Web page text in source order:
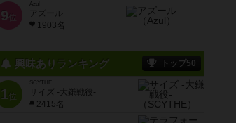
9 位
Azul
アズール
1903名
興味ありランキング トップ50
1位
SCYTHE
サイズ -大鎌戦役-
2415名